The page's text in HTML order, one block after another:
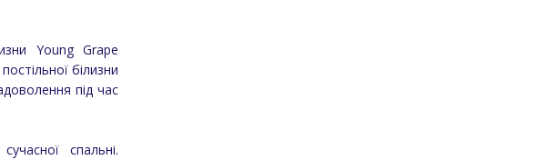
Young Grape
білизни
під час
спальні.